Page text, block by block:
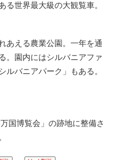
る世界最大級の大観覧車。
あえる農業公園。一年を通
。園内にはシルバニアファ
ルバニアパーク」もある。
国博覧会」の跡地に整備さ